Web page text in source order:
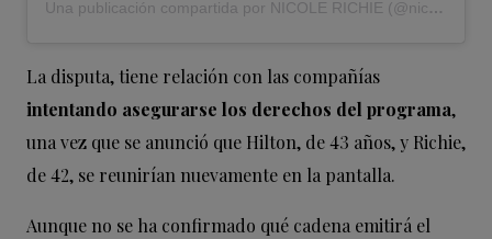
Una publicación compartida por NICOLE RICHIE (@nicolerichie)
La disputa, tiene relación con las compañías
intentando asegurarse los derechos del programa,
una vez que se anunció que Hilton, de 43 años, y Richie,
de 42, se reunirían nuevamente en la pantalla.
Aunque no se ha confirmado qué cadena emitirá el